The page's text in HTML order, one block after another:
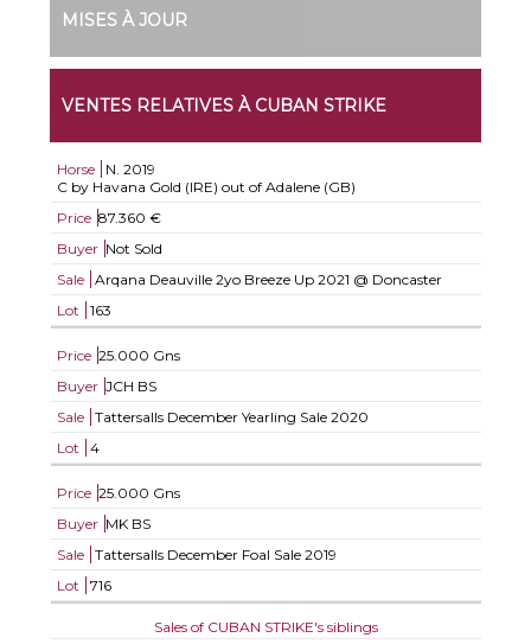
MISES À JOUR
VENTES RELATIVES À CUBAN STRIKE
Horse N. 2019
C by Havana Gold (IRE) out of Adalene (GB)
Price 87.360 €
Buyer Not Sold
Sale
Arqana Deauville 2yo Breeze Up 2021 @ Doncaster
Lot
163
Price 25.000 Gns
Buyer JCH BS
Sale
Tattersalls December Yearling Sale 2020
Lot
4
Price 25.000 Gns
Buyer MK BS
Sale
Tattersalls December Foal Sale 2019
Lot
716
Sales of CUBAN STRIKE's siblings